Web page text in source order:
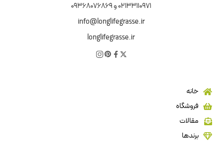
02133110971 و 09368076869
info@longlifegrasse.ir
longlifegrasse.ir
خانه
فروشگاه
مقالات
برندها